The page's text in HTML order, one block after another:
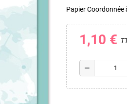
Papier Coordonnée
1,10 €
remove